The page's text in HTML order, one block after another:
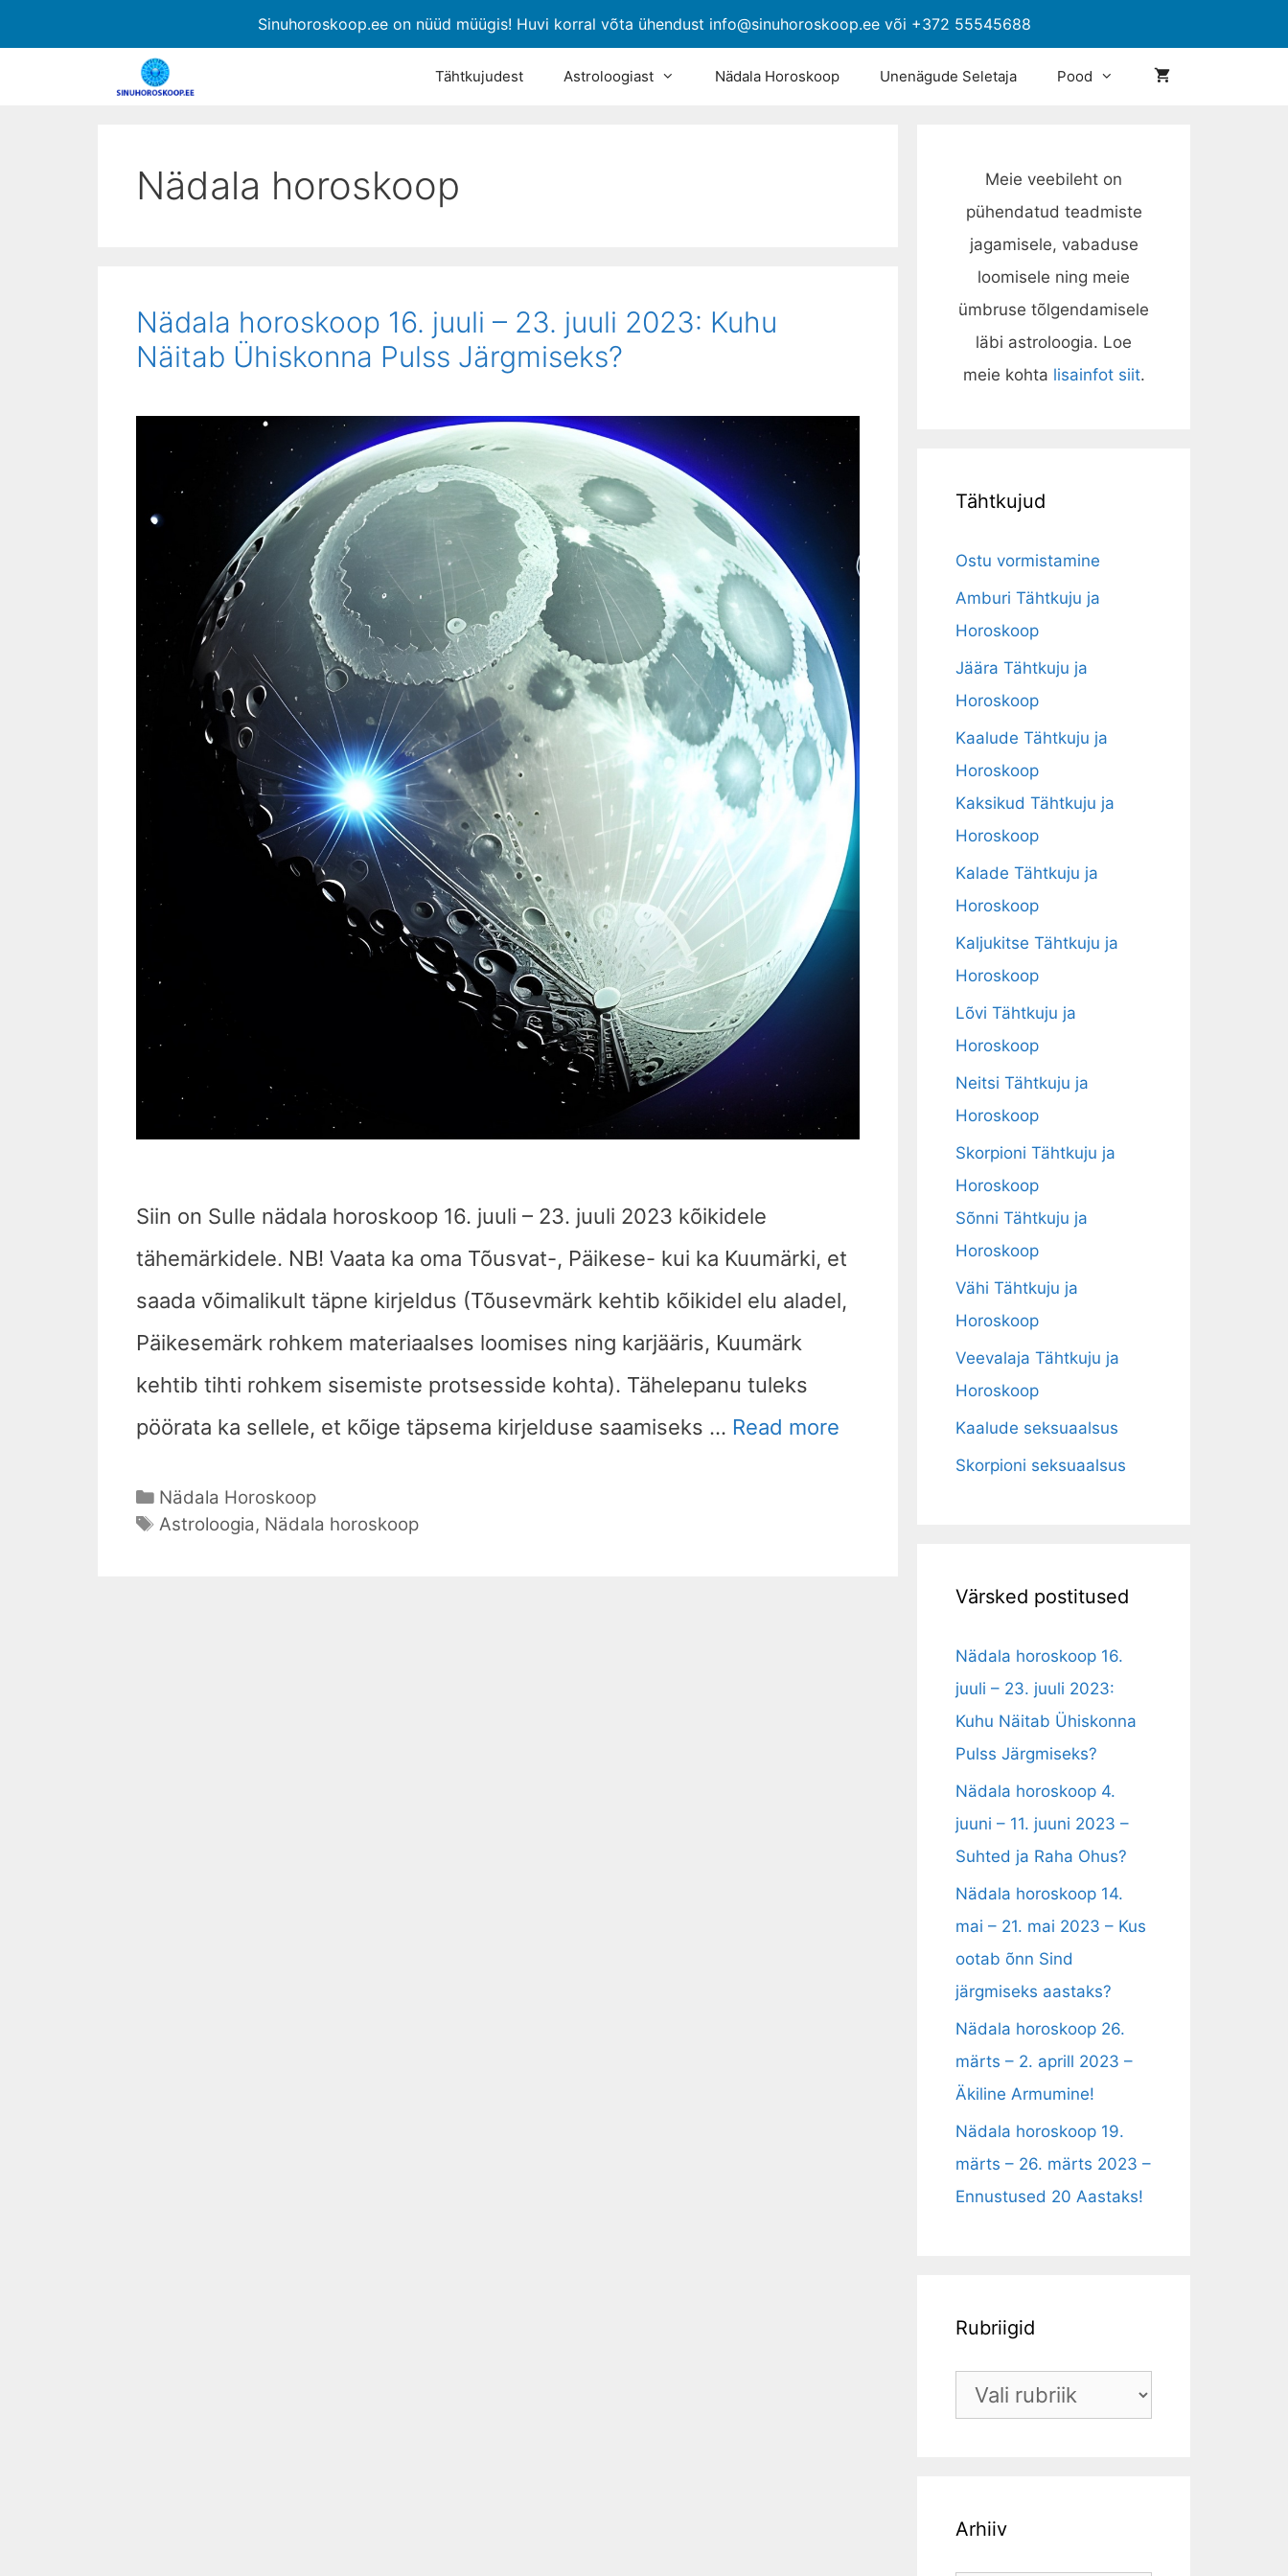
Sinuhoroskoop.ee on nüüd müügis! Huvi korral võta ühendust info@sinuhoroskoop.ee või +372 55545688
Tähtkujudest Astroloogiast Nädala Horoskoop Unenägude Seletaja Pood
Nädala horoskoop
Nädala horoskoop 16. juuli – 23. juuli 2023: Kuhu
Näitab Ühiskonna Pulss Järgmiseks?
Siin on Sulle nädala horoskoop 16. juuli – 23. juuli 2023 kõikidele
tähemärkidele. NB! Vaata ka oma Tõusvat-, Päikese- kui ka Kuumärki, et
saada võimalikult täpne kirjeldus (Tõusevmärk kehtib kõikidel elu aladel,
Päikesemärk rohkem materiaalses loomises ning karjääris, Kuumärk
kehtib tihti rohkem sisemiste protsesside kohta). Tähelepanu tuleks
pöörata ka sellele, et kõige täpsema kirjelduse saamiseks … Read more
Nädala Horoskoop
Astroloogia, Nädala horoskoop
Meie veebileht on
pühendatud teadmiste
jagamisele, vabaduse
loomisele ning meie
ümbruse tõlgendamisele
läbi astroloogia. Loe
meie kohta lisainfot siit.
Tähtkujud
Ostu vormistamine
Amburi Tähtkuju ja
Horoskoop
Jäära Tähtkuju ja
Horoskoop
Kaalude Tähtkuju ja
Horoskoop
Kaksikud Tähtkuju ja
Horoskoop
Kalade Tähtkuju ja
Horoskoop
Kaljukitse Tähtkuju ja
Horoskoop
Lõvi Tähtkuju ja
Horoskoop
Neitsi Tähtkuju ja
Horoskoop
Skorpioni Tähtkuju ja
Horoskoop
Sõnni Tähtkuju ja
Horoskoop
Vähi Tähtkuju ja
Horoskoop
Veevalaja Tähtkuju ja
Horoskoop
Kaalude seksuaalsus
Skorpioni seksuaalsus
Värsked postitused
Nädala horoskoop 16.
juuli – 23. juuli 2023:
Kuhu Näitab Ühiskonna
Pulss Järgmiseks?
Nädala horoskoop 4.
juuni – 11. juuni 2023 –
Suhted ja Raha Ohus?
Nädala horoskoop 14.
mai – 21. mai 2023 – Kus
ootab õnn Sind
järgmiseks aastaks?
Nädala horoskoop 26.
märts – 2. aprill 2023 –
Äkiline Armumine!
Nädala horoskoop 19.
märts – 26. märts 2023 –
Ennustused 20 Aastaks!
Rubriigid
Arhiiv